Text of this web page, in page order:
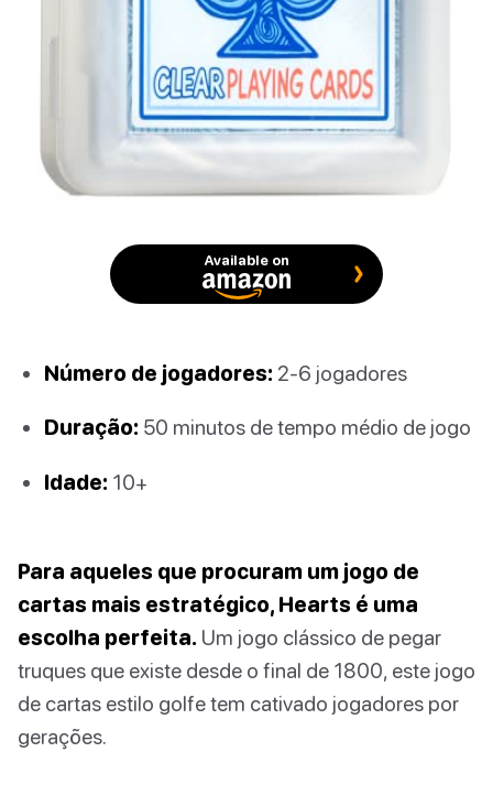
Available on
Número de jogadores: 2-6 jogadores
Duração: 50 minutos de tempo médio de jogo
Idade: 10+
Para aqueles que procuram um jogo de
cartas mais estratégico, Hearts é uma
escolha perfeita. Um jogo clássico de pegar
truques que existe desde o final de 1800, este jogo
de cartas estilo golfe tem cativado jogadores por
gerações.